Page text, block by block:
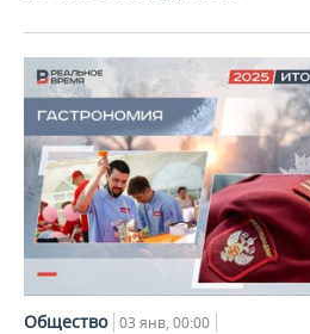
Общество 03 янв, 00:00